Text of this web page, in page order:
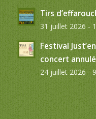
Tirs
31 juillet 2026 -
Festival
concert annulé
24 juillet 2026 -